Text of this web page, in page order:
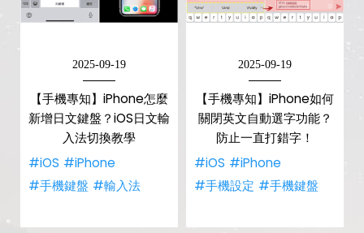
2025-09-19
【手機專知】iPhone怎麼
新增日文鍵盤？iOS日文輸
入法切換教學
#iOS #iPhone
#手機鍵盤 #輸入法
2025-09-19
【手機專知】iPhone如何
關閉英文自動選字功能？
防止一直打錯字！
#iOS #iPhone
#手機設定 #手機鍵盤